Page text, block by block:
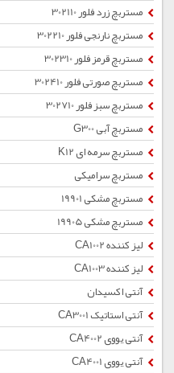
مستربچ زرد فلور 302110
مستربچ نارنجی فلور 302210
مستربچ قرمز فلور 302310
مستربچ صورتی فلور 302410
مستربچ سبز فلور 302710
مستربچ آبی G300
مستربچ سرمه ای K12
مستربچ سرامیکی
مستربچ مشکی 19901
مستربچ مشکی 19905
لیز کننده CA1002
لیز کننده CA1003
آنتی اکسیدان
آنتی استاتیک CA3001
آنتی یووی CA4002
آنتی یووی CA4001